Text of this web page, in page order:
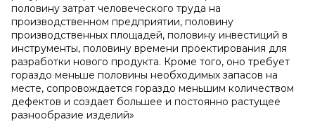
половину затрат человеческого труда на
производственном предприятии, половину
производственных площадей, половину инвестиций в
инструменты, половину времени проектирования для
разработки нового продукта. Кроме того, оно требует
гораздо меньше половины необходимых запасов на
месте, сопровождается гораздо меньшим количеством
дефектов и создает большее и постоянно растущее
разнообразие изделий»